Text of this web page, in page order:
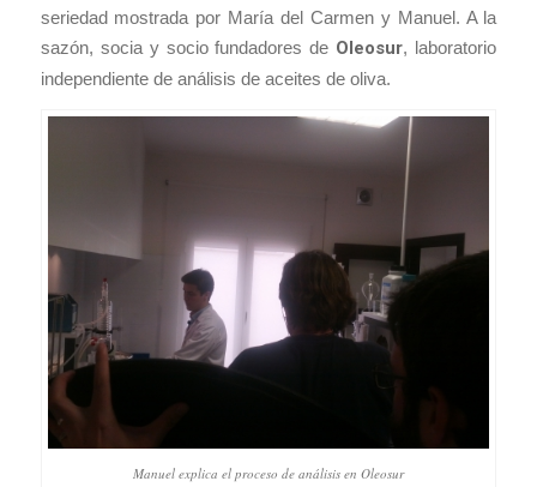
seriedad mostrada por María del Carmen y Manuel. A la
sazón, socia y socio fundadores de Oleosur, laboratorio
independiente de análisis de aceites de oliva.
Manuel explica el proceso de análisis en Oleosur